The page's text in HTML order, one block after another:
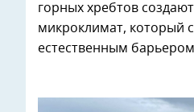
горных хребтов
микроклимат, который
естественным